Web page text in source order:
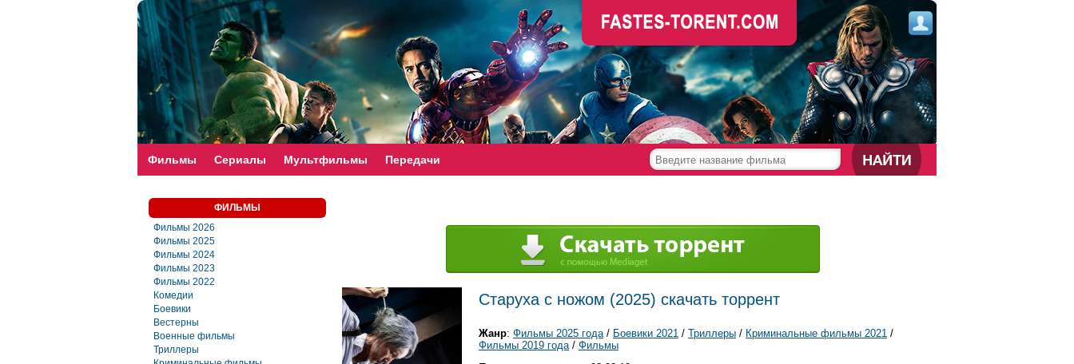
faste-torrent.com
Фильмы Сериалы Мультфильмы Передачи
ФИЛЬМЫ
Фильмы 2026
Фильмы 2025
Фильмы 2024
Фильмы 2023
Фильмы 2022
Комедии
Боевики
Вестерны
Военные фильмы
Триллеры
Старуха с ножом (2025) скачать торрент
Жанр: Фильмы 2025 года/ Боевики 2021 / Триллеры / Криминальные фильмы 2021 /
Фильмы 2019 года/ Фильмы